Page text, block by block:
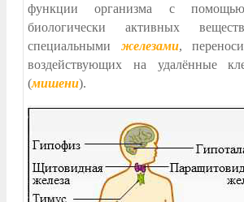
функции организма с
биологически активных
специальными железами,
воздействующих на удалённые
(мишени).